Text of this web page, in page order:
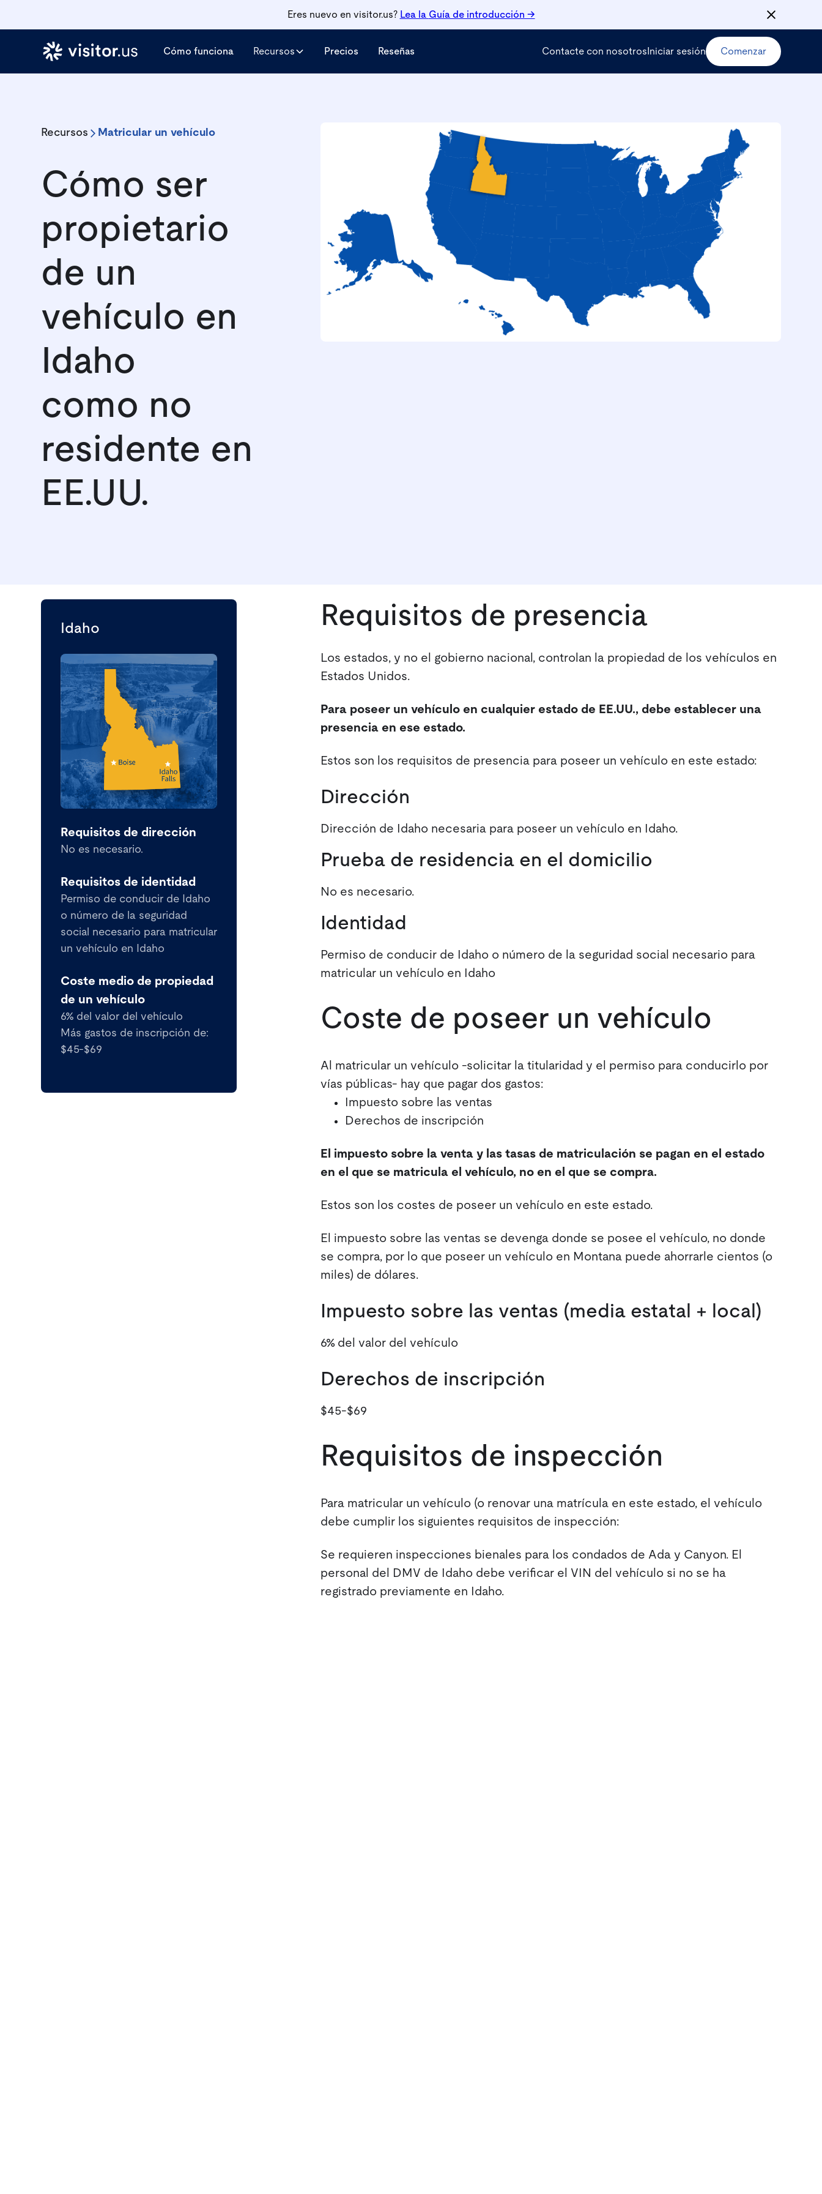
Eres nuevo en visitor.us? Lea la Guía de introducción →
Cómo funciona Recursos Precios Reseñas Contacte con nosotros Iniciar sesión Comenzar
Recursos Matricular un vehículo
Cómo ser
propietario
de un
vehículo en
Idaho
como no
residente en
EE.UU.
Idaho
Requisitos de dirección
No es necesario.
Requisitos de identidad
Permiso de conducir de Idaho
o número de la seguridad
social necesario para matricular
un vehículo en Idaho
Coste medio de propiedad
de un vehículo
6% del valor del vehículo
Más gastos de inscripción de:
$45-$69
Requisitos de presencia
Los estados, y no el gobierno nacional, controlan la propiedad de los vehículos en
Estados Unidos.
Para poseer un vehículo en cualquier estado de EE.UU., debe establecer una
presencia en ese estado.
Estos son los requisitos de presencia para poseer un vehículo en este estado:
Dirección
Dirección de Idaho necesaria para poseer un vehículo en Idaho.
Prueba de residencia en el domicilio
No es necesario.
Identidad
Permiso de conducir de Idaho o número de la seguridad social necesario para
matricular un vehículo en Idaho
Coste de poseer un vehículo
Al matricular un vehículo -solicitar la titularidad y el permiso para conducirlo por
vías públicas- hay que pagar dos gastos:
Impuesto sobre las ventas
Derechos de inscripción
El impuesto sobre la venta y las tasas de matriculación se pagan en el estado
en el que se matricula el vehículo, no en el que se compra.
Estos son los costes de poseer un vehículo en este estado.
El impuesto sobre las ventas se devenga donde se posee el vehículo, no donde
se compra, por lo que poseer un vehículo en Montana puede ahorrarle cientos (o
miles) de dólares.
Impuesto sobre las ventas (media estatal + local)
6% del valor del vehículo
Derechos de inscripción
$45-$69
Requisitos de inspección
Para matricular un vehículo (o renovar una matrícula en este estado, el vehículo
debe cumplir los siguientes requisitos de inspección:
Se requieren inspecciones bienales para los condados de Ada y Canyon. El
personal del DMV de Idaho debe verificar el VIN del vehículo si no se ha
registrado previamente en Idaho.